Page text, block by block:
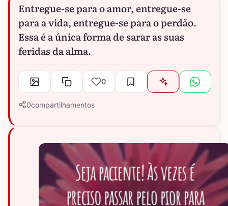
Entregue-se para o amor, entregue-se
para a vida, entregue-se para o perdão.
Essa é a única forma de sarar as suas
feridas da alma.
0
0compartilhamentos